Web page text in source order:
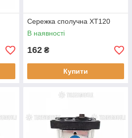
Сережка сполучна XT120
В наявності
162 ₴
Купити